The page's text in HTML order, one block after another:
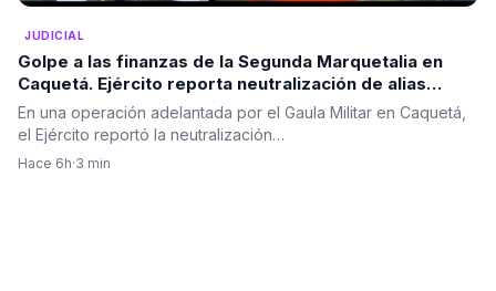
JUDICIAL
Golpe a las finanzas de la Segunda Marquetalia en
Caquetá. Ejército reporta neutralización de alias
‘Alexis Perdomo’
En una operación adelantada por el Gaula Militar en Caquetá,
el Ejército reportó la neutralización…
Hace 6h·3 min